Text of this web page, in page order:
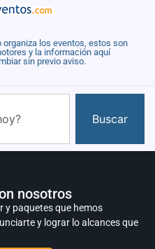
los eventos, estos son
y la información aquí
sin previo aviso.
Buscar
nosotros
y paquetes que hemos
y lograr lo alcances que